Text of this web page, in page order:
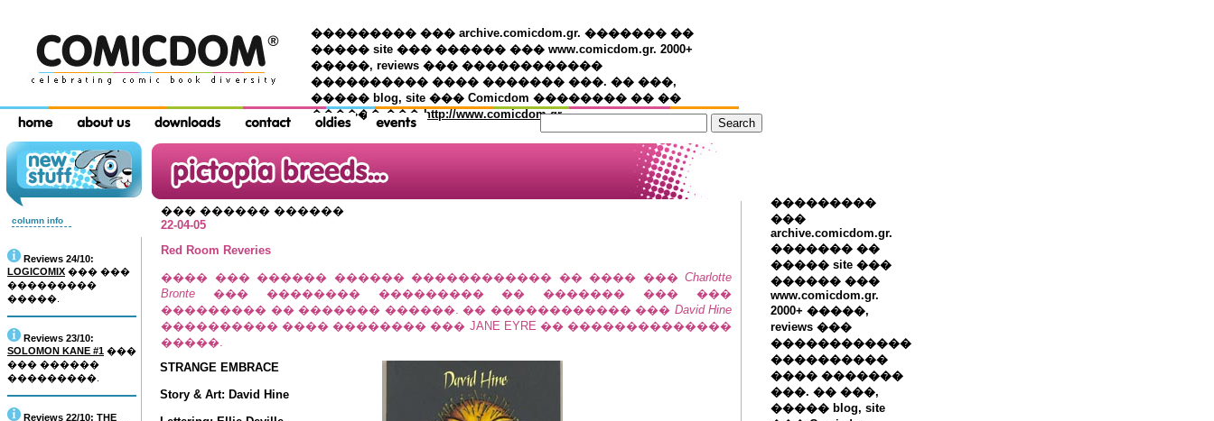
��������� ��� archive.comicdom.gr. ������� ��
����� site ��� ������ ��� www.comicdom.gr. 2000+
�����, reviews ��� ������������
���������� ���� ������� ���. �� ���,
����� blog, site ��� Comicdom �������� �� ��
������ ��� http://www.comicdom.gr
���������
���
archive.comicdom.gr.
������� ��
����� site ���
������ ���
www.comicdom.gr.
2000+ �����,
reviews ���
������������
����������
���� �������
���. �� ���,
����� blog, site
column info
Reviews 24/10:
LOGICOMIX ��� ���
���������
�����.
Reviews 23/10:
SOLOMON KANE #1 ���
��� ������
���������.
Reviews 22/10: THE
��� ������ ������
22-04-05
Red Room Reveries
���� ��� ������ ������ ������������ �� ���� ��� Charlotte
Bronte ��� �������� ��������� �� ������� ��� ���
��������� �� ������� ������. �� ������������ ��� David Hine
���������� ���� �������� ��� JANE EYRE �� ��������������
�����.
STRANGE EMBRACE
Story & Art: David Hine